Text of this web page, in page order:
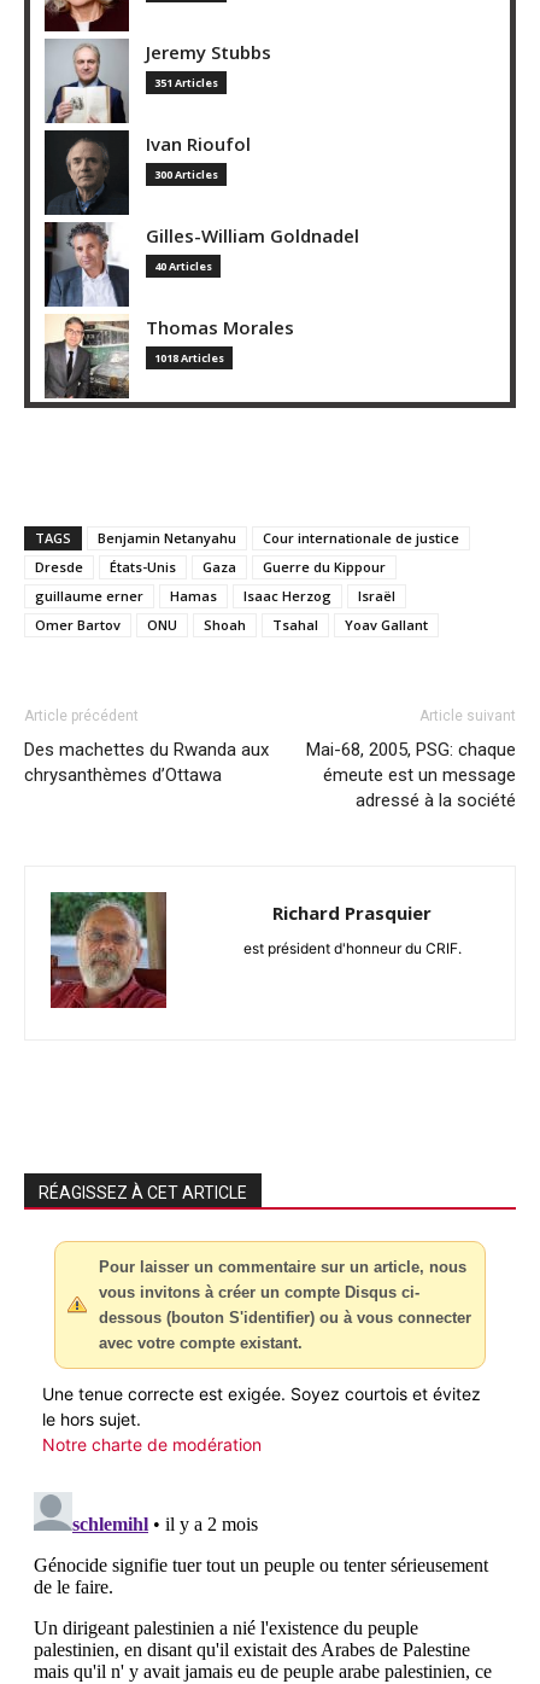
Jeremy Stubbs
351 Articles
Ivan Rioufol
300 Articles
Gilles-William Goldnadel
40 Articles
Thomas Morales
1018 Articles
TAGS Benjamin Netanyahu
Cour internationale de justice
Dresde
États-Unis Gaza
Guerre du Kippour
guillaume erner
Hamas Isaac Herzog
Israël
Omer Bartov
ONU Shoah Tsahal Yoav Gallant
Article précédent
Des machettes du Rwanda aux
chrysanthèmes d’Ottawa
Article suivant
Mai-68, 2005, PSG: chaque
émeute est un message
adressé à la société
Richard Prasquier
est président d'honneur du CRIF.
RÉAGISSEZ À CET ARTICLE
Pour laisser un commentaire sur un article, nous
vous invitons à créer un compte Disqus ci-
dessous (bouton S'identifier) ou à vous connecter
avec votre compte existant.
Une tenue correcte est exigée. Soyez courtois et évitez
le hors sujet.
Notre charte de modération